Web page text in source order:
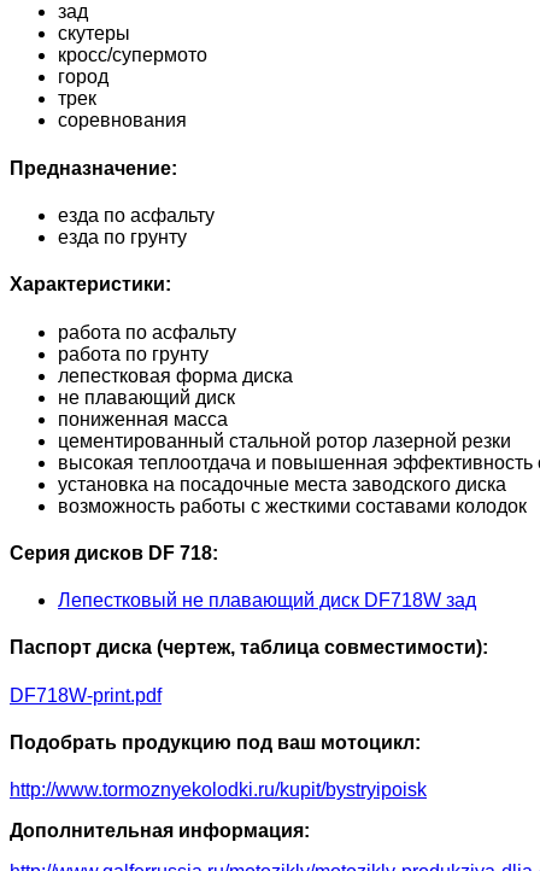
зад
скутеры
кросс/супермото
город
трек
соревнования
Предназначение:
езда по асфальту
езда по грунту
Характеристики:
работа по асфальту
работа по грунту
лепестковая форма диска
не плавающий диск
пониженная масса
цементированный стальной ротор лазерной резки
высокая теплоотдача и повышенная эффективность
установка на посадочные места заводского диска
возможность работы с жесткими составами колодок
Серия дисков DF 718:
Лепестковый не плавающий диск DF718W зад
Паспорт диска (чертеж, таблица совместимости):
DF718W-print.pdf
Подобрать продукцию под ваш мотоцикл:
http://www.tormoznyekolodki.ru/kupit/bystryipoisk
Дополнительная информация: